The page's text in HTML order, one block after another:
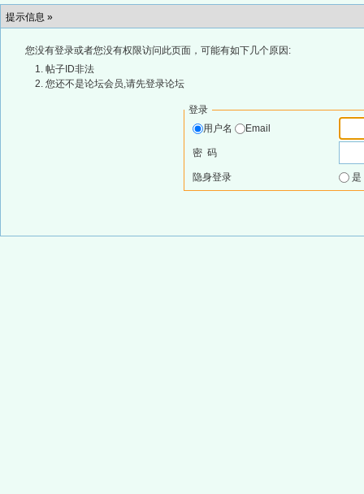
提示信息 »
您没有登录或者您没有权限访问此页面，可能有如下几个原因:
帖子ID非法
您还不是论坛会员,请先登录论坛
登录
用户名
Email
密 码
隐身登录